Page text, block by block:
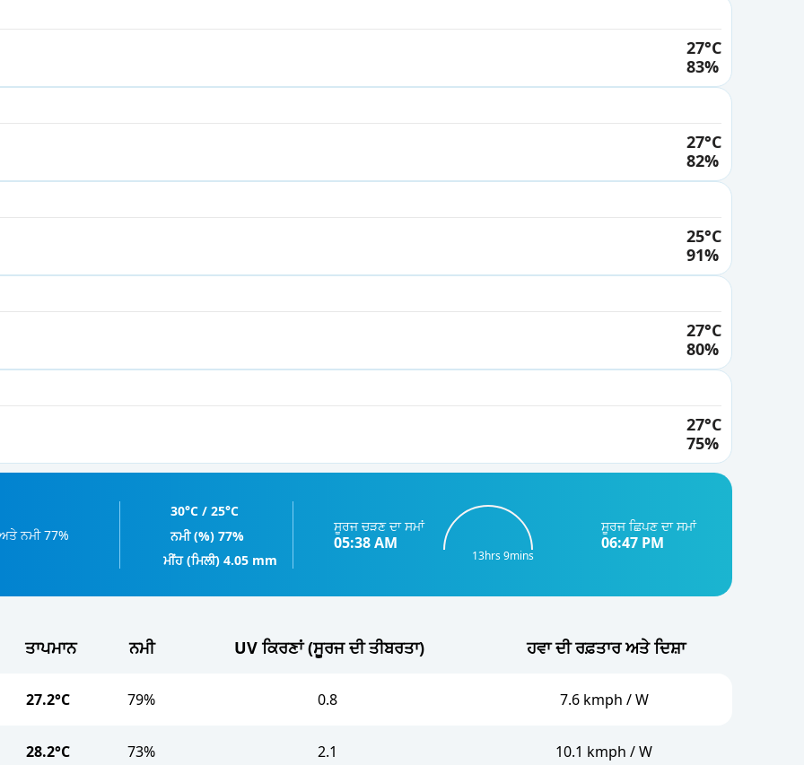
28°
26°
11 PM
01 AM
25°
25°
25°
25°
27°C
83%
27°C
82%
25°C
91%
27°C
80%
27°C
75%
ਨਮੀ 77%
30°C / 25°C
ਨਮੀ (%) 77%
ਮੀਂਹ (ਮਿਲੀ) 4.05 mm
ਸੂਰਜ ਚੜਣ ਦਾ ਸਮਾਂ
05:38 AM
13hrs 9mins
ਸੂਰਜ ਛਿਪਣ ਦਾ ਸਮਾਂ
06:47 PM
ਤਾਪਮਾਨ ਨਮੀ UV ਕਿਰਣਾਂ (ਸੂਰਜ ਦੀ ਤੀਬਰਤਾ) ਹਵਾ ਦੀ ਰਫ਼ਤਾਰ ਅਤੇ ਦਿਸ਼ਾ
27.2°C 79% 0.8 7.6 kmph / W
28.2°C 73% 2.1 10.1 kmph / W